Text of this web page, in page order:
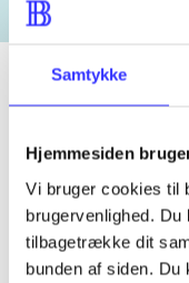
Samtykke
Hjemmesiden
Vi bruger cookies til
brugervenlighed.
tilbagetrække dit
bunden af siden.
Tidsskrift
Artiklen er en del af
lorem
Tidsskrift